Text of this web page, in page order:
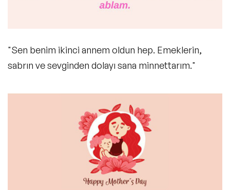
"Sen benim ikinci annem oldun hep. Emeklerin,
sabrın ve sevginden dolayı sana minnettarım."